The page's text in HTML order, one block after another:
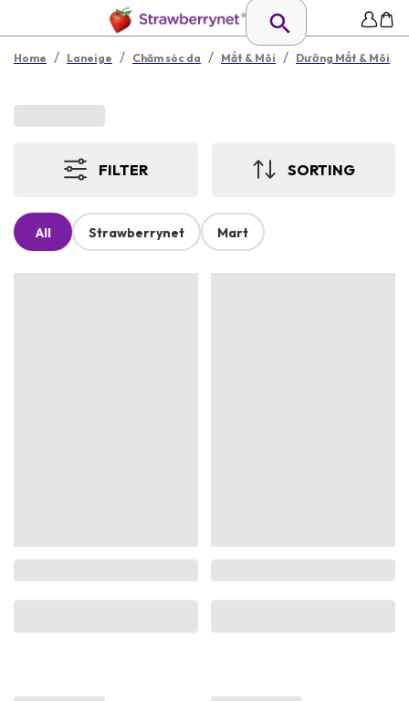
Home / Laneige / Chăm sóc da / Mắt & Môi / Dưỡng Mắt & Môi
FILTER SORTING
All Strawberrynet Mart